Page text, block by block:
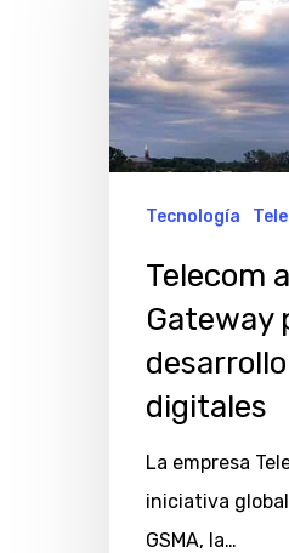
a
Open
Gateway
impulsar
servicios
digitales
Tecnología
Telecom
Gateway
digitales
La empresa
iniciativa
GSMA, la…